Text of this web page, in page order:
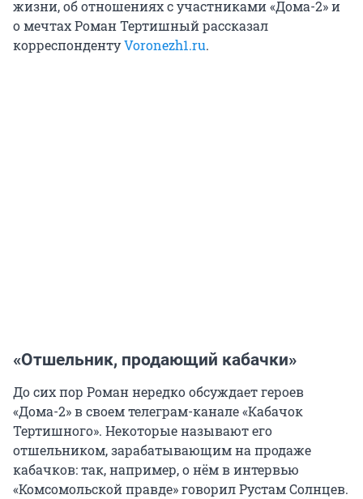
жизни, об отношениях с участниками «Дома-2» и
о мечтах Роман Тертишный рассказал
корреспондентуVoronezh1.ru.
«Отшельник, продающий кабачки»
До сих пор Роман нередко обсуждает героев
«Дома-2» в своем телеграм-канале «Кабачок
Тертишного». Некоторые называют его
отшельником, зарабатывающим на продаже
кабачков: так, например, о нём в интервью
«Комсомольской правде» говорил Рустам Солнцев.